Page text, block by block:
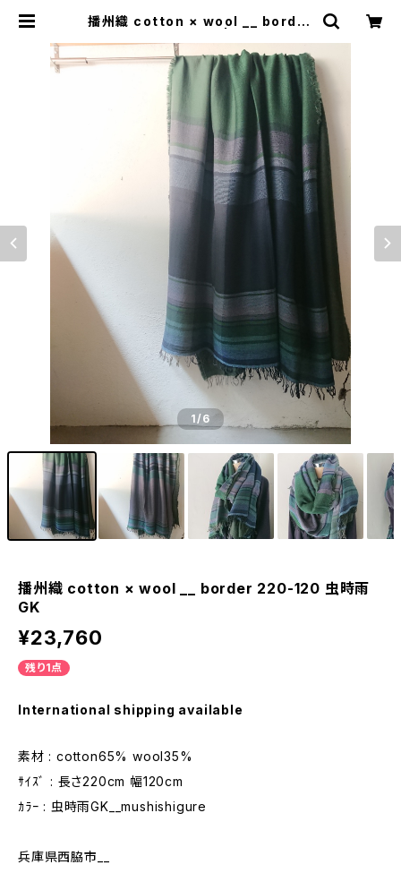
播州織 cotton × wool __ border
1/6
播州織 cotton × wool __ border 220-120 虫時雨
GK
¥23,760
残り1点
International shipping available
素材 : cotton65% wool35%
ｻｲｽﾞ : 長さ220cm 幅120cm
ｶﾗｰ : 虫時雨GK__mushishigure
兵庫県西脇市__